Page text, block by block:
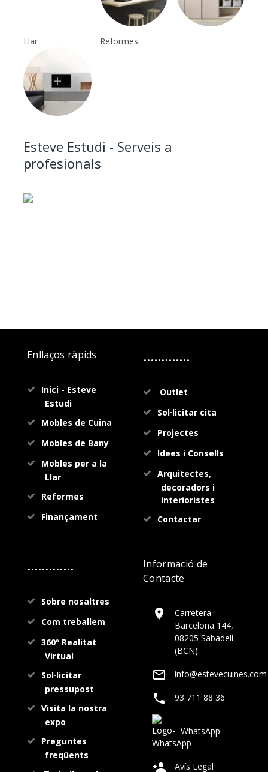
Llar Reformes
Esteve Estudi - Serveis a
profesionals
Enllaços ràpids
Inici - Esteve
Estudi
Mobles de Cuina
Mobles de Bany
Mobles per a la
Llar
Reformes
Finançament
.............
Outlet
Sol·licitar cita
Projectes
Idees i Consells
Arquitectes,
decoradors i
interioristes
Contactar
.............
Sobre nosaltres
Com treballem
360º Realitat
Virtual
Sol·licitar
pressupost
Visita la nostra
expo
Preguntes
freqüents
Informació de
Contacte
Carretera
Barcelona 144,
08205 Sabadell
(BCN)
info@estevecuines.com
93 711 88 36
WhatsApp
Avís Legal